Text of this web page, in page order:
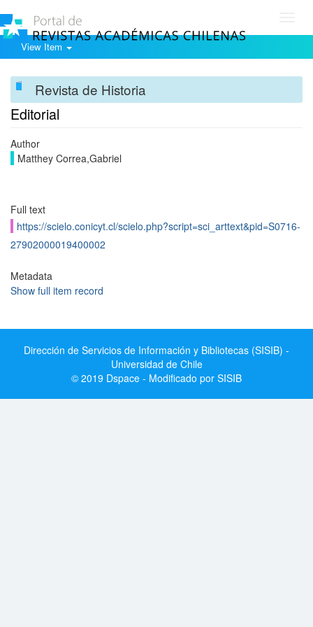
View Item
Revista de Historia
Editorial
Author
Matthey Correa,Gabriel
Full text
https://scielo.conicyt.cl/scielo.php?script=sci_arttext&pid=S0716-
27902000019400002
Metadata
Show full item record
Dirección de Servicios de Información y Bibliotecas (SISIB) -
Universidad de Chile
© 2019 Dspace - Modificado por SISIB